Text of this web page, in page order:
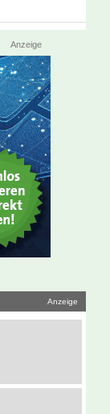
Anzeige
Anzeige